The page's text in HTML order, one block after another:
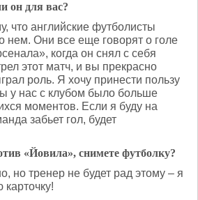
он для вас?
что английские футболисты
нем. Они все еще говорят о голе
когда он снял с себя
этот матч, и вы прекрасно
роль. Я хочу принести пользу
у нас с клубом было больше
моментов. Если я буду на
забьет гол, будет
«Йовила», снимете футболку?
но тренер не будет рад этому – я
карточку!